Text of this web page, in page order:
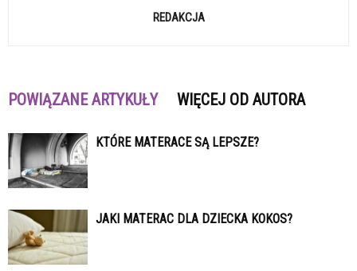
REDAKCJA
POWIĄZANE ARTYKUŁY WIĘCEJ OD AUTORA
KTÓRE MATERACE SĄ LEPSZE?
JAKI MATERAC DLA DZIECKA KOKOS?